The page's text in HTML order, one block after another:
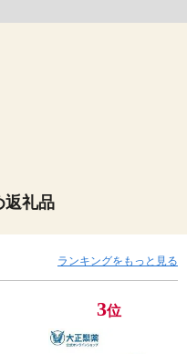
返礼品
ランキングをもっと見る
3位